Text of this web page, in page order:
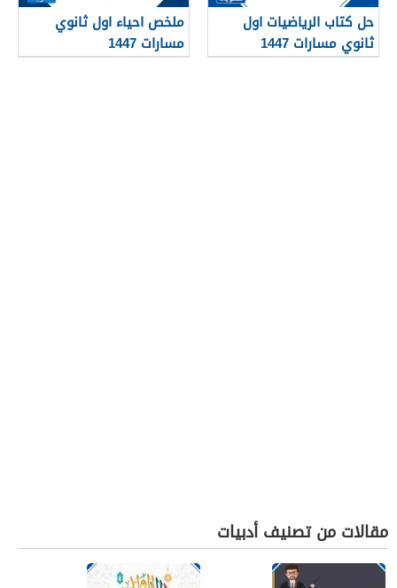
حل كتاب الرياضيات اول
ثانوي مسارات 1447
ملخص احياء اول ثانوي
مسارات 1447
مقالات من تصنيف أدبيات